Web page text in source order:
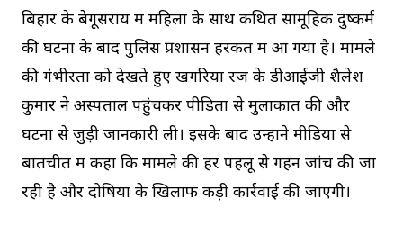
बिहार के बेगूसराय में महिला के साथ कथित सामूहिक दुष्कर्म
की घटना के बाद पुलिस प्रशासन हरकत में आ गया है। मामले
की गंभीरता को देखते हुए खगरिया रेंज के डीआईजी शैलेश
कुमार ने अस्पताल पहुंचकर पीड़िता से मुलाकात की और
घटना से जुड़ी जानकारी ली। इसके बाद उन्होंने मीडिया से
बातचीत में कहा कि मामले की हर पहलू से गहन जांच की जा
रही है और दोषियों के खिलाफ कड़ी कार्रवाई की जाएगी।